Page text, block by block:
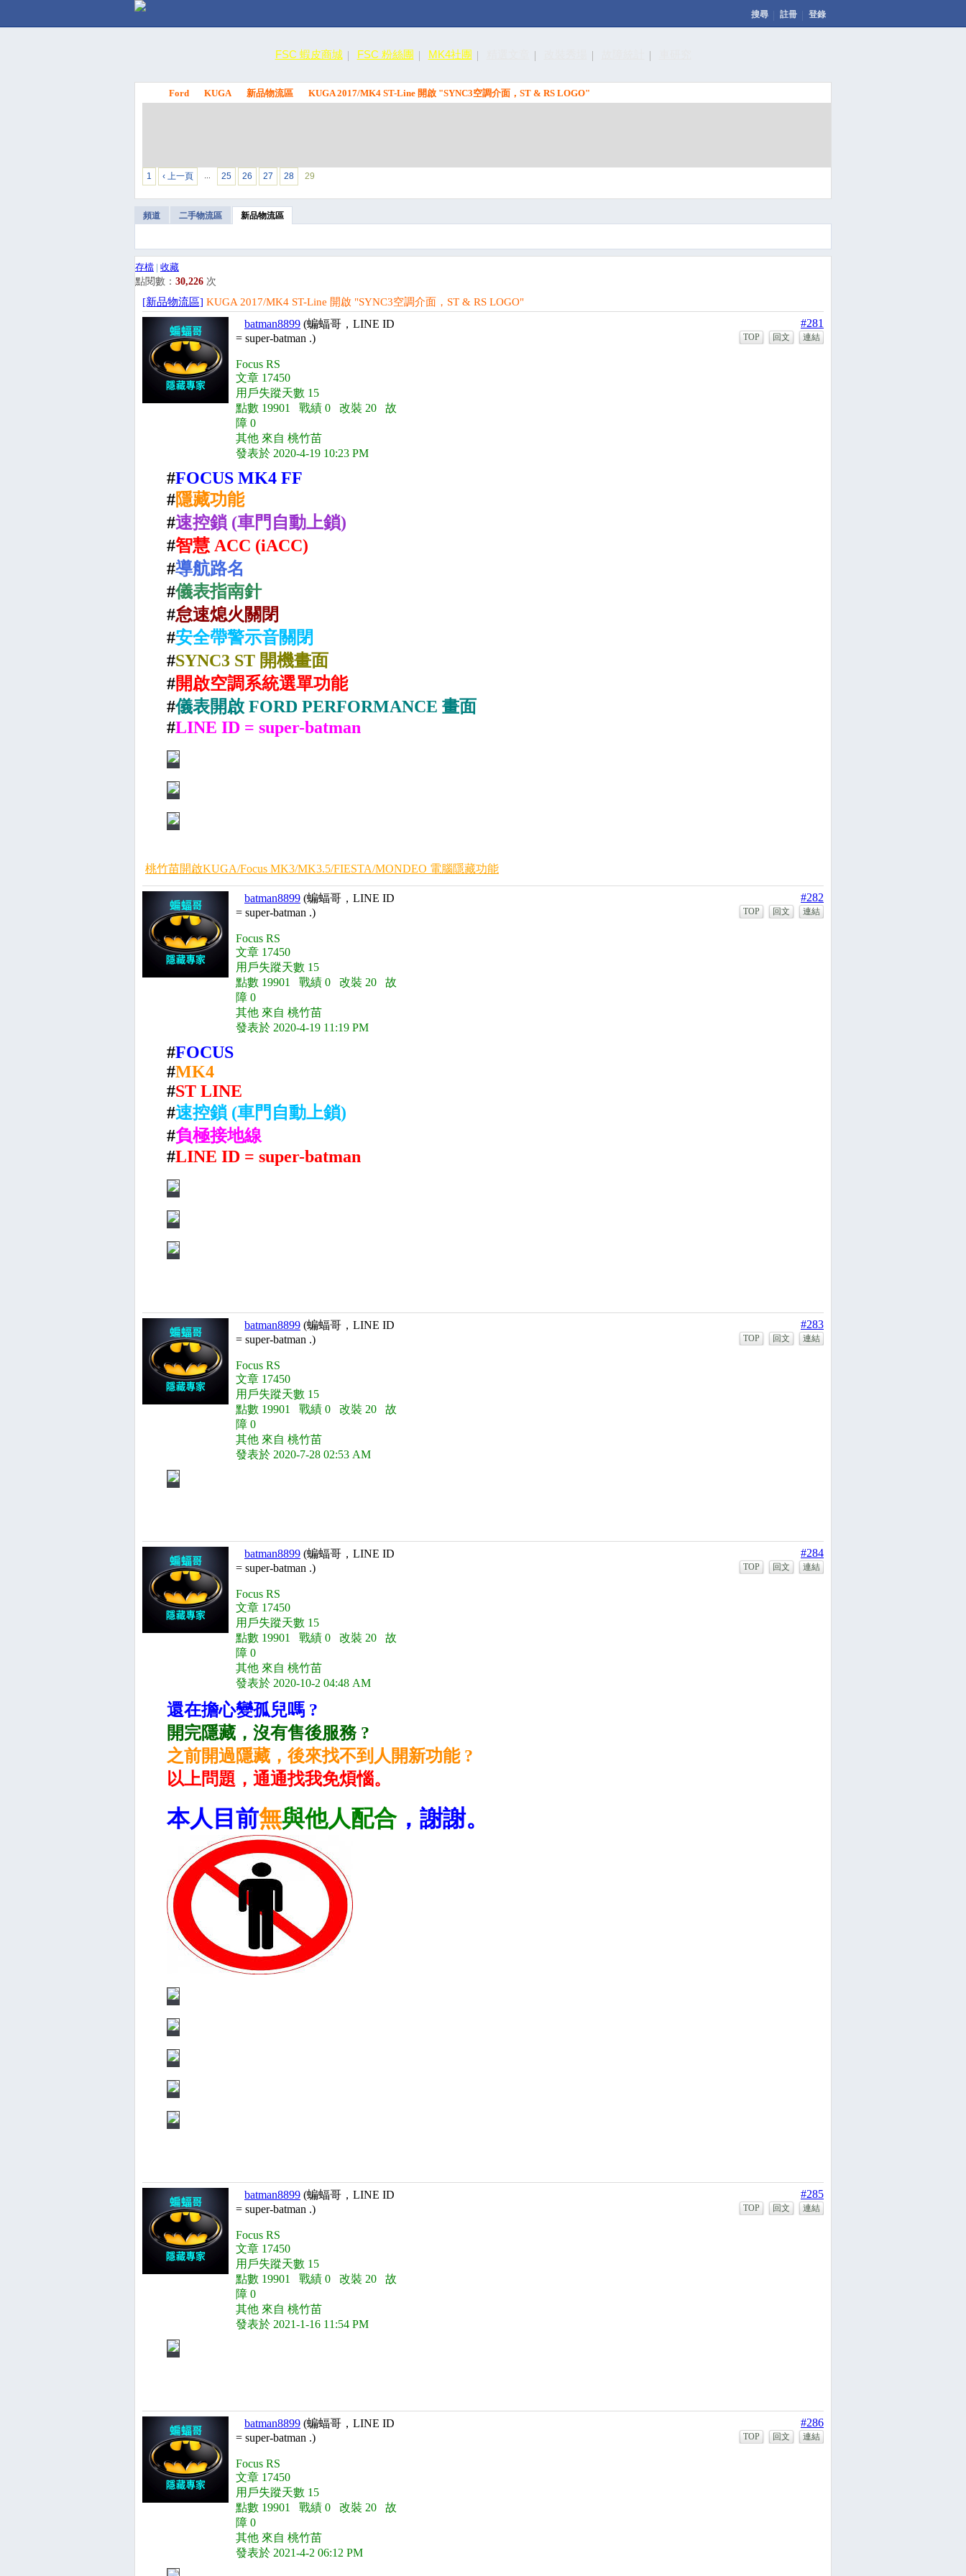
搜尋 註冊 登錄
FSC 蝦皮商城 FSC 粉絲團 MK4社團
Ford KUGA 新品物流區 KUGA 2017/MK4 ST-Line 開啟 "SYNC3空調介面，ST & RS LOGO"
1 ‹ 上一頁 … 25 26 27 28 29
頻道 二手物流區 新品物流區
存檔 | 收藏
點閱數： 30,226 次
[新品物流區] KUGA 2017/MK4 ST-Line 開啟 "SYNC3空調介面，ST & RS LOGO"
batman8899 (蝙蝠哥，LINE ID
= super-batman .)
Focus RS
文章 17450
用戶失蹤天數 15
點數 19901 戰績 0 改裝 20 故
障 0
其他 來自 桃竹苗
發表於 2020-4-19 10:23 PM
#281
TOP 回文 連結
#FOCUS MK4 FF
#隱藏功能
#速控鎖 (車門自動上鎖)
#智慧 ACC (iACC)
#導航路名
#儀表指南針
#怠速熄火關閉
#安全帶警示音關閉
#SYNC3 ST 開機畫面
#開啟空調系統選單功能
#儀表開啟 FORD PERFORMANCE 畫面
#LINE ID = super-batman
桃竹苗開啟KUGA/Focus MK3/MK3.5/FIESTA/MONDEO 電腦隱藏功能
batman8899 (蝙蝠哥，LINE ID
= super-batman .)
Focus RS
文章 17450
用戶失蹤天數 15
點數 19901 戰績 0 改裝 20 故
障 0
其他 來自 桃竹苗
發表於 2020-4-19 11:19 PM
#282
TOP 回文 連結
#FOCUS
#MK4
#ST LINE
#速控鎖 (車門自動上鎖)
#負極接地線
#LINE ID = super-batman
batman8899 (蝙蝠哥，LINE ID
= super-batman .)
Focus RS
文章 17450
用戶失蹤天數 15
點數 19901 戰績 0 改裝 20 故
障 0
其他 來自 桃竹苗
發表於 2020-7-28 02:53 AM
#283
TOP 回文 連結
batman8899 (蝙蝠哥，LINE ID
= super-batman .)
Focus RS
文章 17450
用戶失蹤天數 15
點數 19901 戰績 0 改裝 20 故
障 0
其他 來自 桃竹苗
發表於 2020-10-2 04:48 AM
#284
TOP 回文 連結
還在擔心變孤兒嗎 ?
開完隱藏，沒有售後服務 ?
之前開過隱藏，後來找不到人開新功能 ?
以上問題，通通找我免煩惱。
本人目前無與他人配合，謝謝。
batman8899 (蝙蝠哥，LINE ID
= super-batman .)
Focus RS
文章 17450
用戶失蹤天數 15
點數 19901 戰績 0 改裝 20 故
障 0
其他 來自 桃竹苗
發表於 2021-1-16 11:54 PM
#285
TOP 回文 連結
batman8899 (蝙蝠哥，LINE ID
= super-batman .)
Focus RS
文章 17450
用戶失蹤天數 15
點數 19901 戰績 0 改裝 20 故
障 0
其他 來自 桃竹苗
發表於 2021-4-2 06:12 PM
#286
TOP 回文 連結